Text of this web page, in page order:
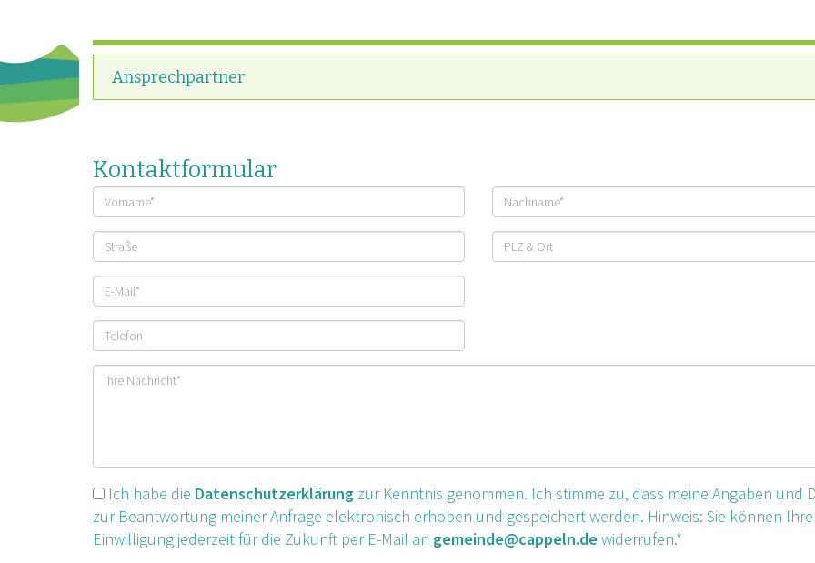
Ansprechpartner
Kontaktformular
Vorname Nachname
Straße
PLZ
und
E-
Mail
Telefonnummer
Ihre
Ich habe die Datenschutzerklärung zur Kenntnis genommen. Ich stimme zu, dass meine Angaben und
zur Beantwortung meiner Anfrage elektronisch erhoben und gespeichert werden. Hinweis: Sie können Ihre
Einwilligung jederzeit für die Zukunft per E-Mail an gemeinde@cappeln.de widerrufen.*